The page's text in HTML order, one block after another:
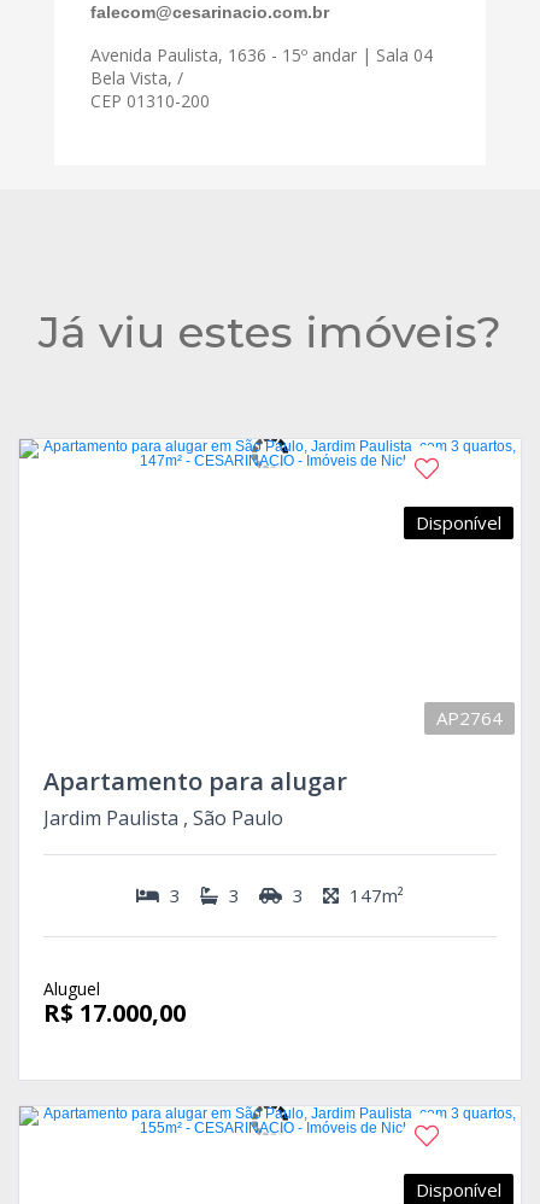
falecom@cesarinacio.com.br
Avenida Paulista, 1636 - 15º andar | Sala 04
Bela Vista, /
CEP 01310-200
Já viu estes imóveis?
Disponível
AP2764
Apartamento para alugar
Jardim Paulista , São Paulo
3 3 3 147m²
Aluguel
R$ 17.000,00
Disponível